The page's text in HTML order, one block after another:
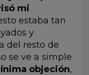
mi
estaba tan
y
del resto de
se ve a simple
objeción,